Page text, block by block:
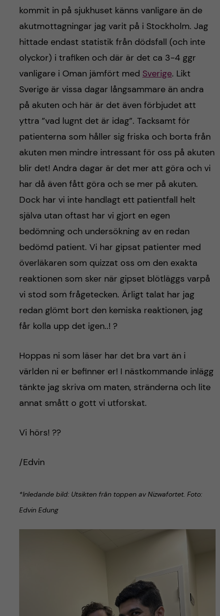
kommit in på sjukhuset känns vanligare än de
akutmottagningar jag varit på i Stockholm. Jag
hittade endast statistik från dödsfall (och inte
olyckor) i trafiken och där är det ca 3-4 ggr
vanligare i Oman jämfört med Sverige. Likt
Sverige är vissa dagar långsammare än andra
på akuten och här är det även förbjudet att
yttra ”vad lugnt det är idag”. Tacksamt för
patienterna som håller sig friska och borta från
akuten men mindre intressant för oss på akuten
blir det! Andra dagar är det mer att göra och vi
har då även fått göra och se mer på akuten.
Dock har vi inte handlagt ett patientfall helt
själva utan oftast har vi gjort en egen
bedömning och undersökning av en redan
bedömd patient. Vi har gipsat patienter med
överläkaren som quizzat oss om den exakta
reaktionen som sker när gipset blötläggs varpå
vi stod som frågetecken. Ärligt talat har jag
redan glömt bort den kemiska reaktionen, jag
får kolla upp det igen..! ?
Hoppas ni som läser har det bra vart än i
världen ni er befinner er! I nästkommande inlägg
tänkte jag skriva om maten, stränderna och lite
annat smått o gott vi utforskat.
Vi hörs! ??
/Edvin
*Inledande bild: Utsikten från toppen av Nizwafortet. Foto:
Edvin Edung